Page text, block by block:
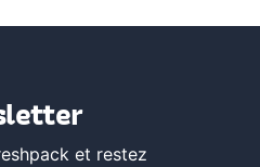
et restez